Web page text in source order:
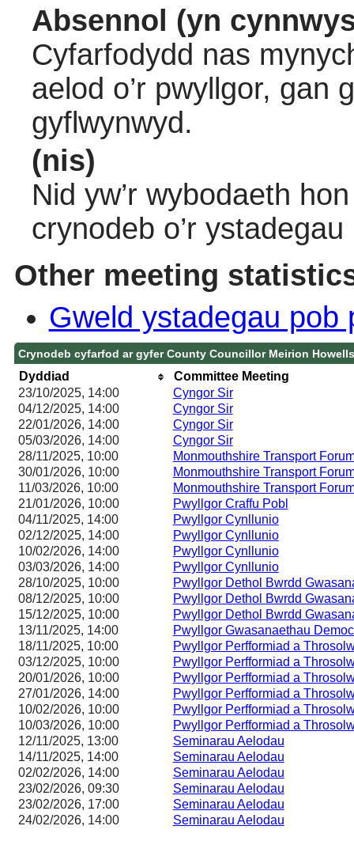
Absennol (yn
Cyfarfodydd nas
aelod o’r pwyllgor, gan
gyflwynwyd.
(nis)
Nid yw’r wybodaeth
crynodeb o’r
Other meeting
Gweld ystadegau pob
Crynodeb cyfarfod ar gyfer County Councillor Meirion Howells
Dyddiad
Committee Meeting
23/10/2025, 14:00
Cyngor Sir
04/12/2025, 14:00 Cyngor Sir
22/01/2026, 14:00 Cyngor Sir
05/03/2026, 14:00 Cyngor Sir
28/11/2025, 10:00
Monmouthshire Transport
30/01/2026, 10:00
Monmouthshire Transport
11/03/2026, 10:00
Monmouthshire Transport
21/01/2026, 10:00
Pwyllgor Craffu Pobl
04/11/2025, 14:00 Pwyllgor Cynllunio
02/12/2025, 14:00 Pwyllgor Cynllunio
10/02/2026, 14:00 Pwyllgor Cynllunio
03/03/2026, 14:00 Pwyllgor Cynllunio
28/10/2025, 10:00
Pwyllgor Dethol Bwrdd
08/12/2025, 10:00
Pwyllgor Dethol Bwrdd
15/12/2025, 10:00
Pwyllgor Dethol Bwrdd
13/11/2025, 14:00
Pwyllgor Gwasanaethau
18/11/2025, 10:00
Pwyllgor Perfformiad a
03/12/2025, 10:00
Pwyllgor Perfformiad a
20/01/2026, 10:00
Pwyllgor Perfformiad a
27/01/2026, 14:00
Pwyllgor Perfformiad a
10/02/2026, 10:00
Pwyllgor Perfformiad a
10/03/2026, 10:00
Pwyllgor Perfformiad a
12/11/2025, 13:00
Seminarau Aelodau
14/11/2025, 14:00 Seminarau Aelodau
02/02/2026, 14:00 Seminarau Aelodau
23/02/2026, 09:30 Seminarau Aelodau
23/02/2026, 17:00 Seminarau Aelodau
24/02/2026, 14:00 Seminarau Aelodau